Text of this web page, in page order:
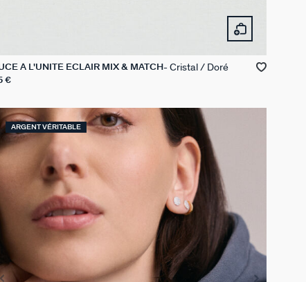
À L'UNITÉ ÉCLAIR MIX & MATCH Cristal / Doré
€
ARGENT VÉRITABLE